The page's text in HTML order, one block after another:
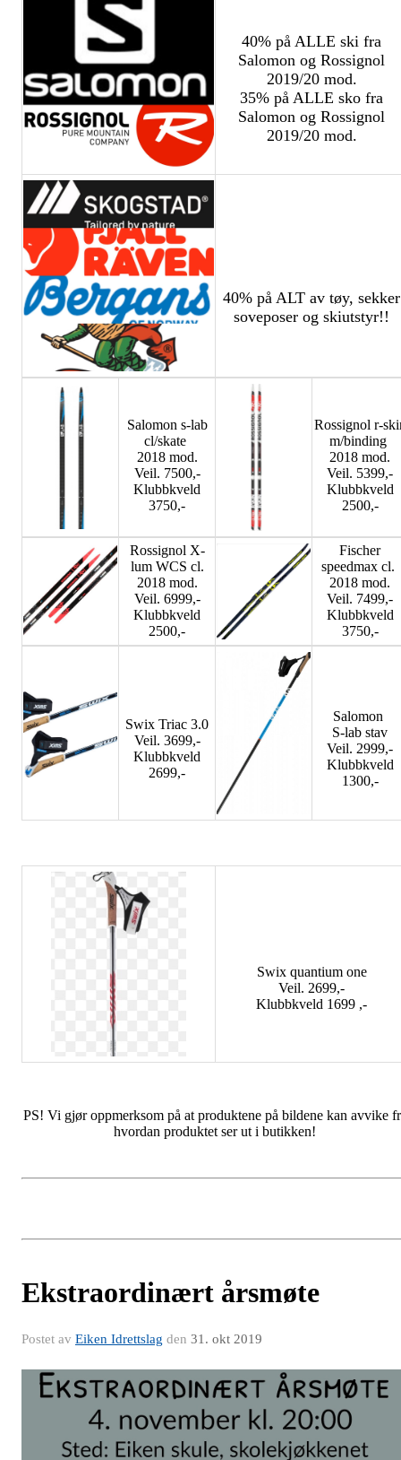
40% på ALLE ski fra
Salomon og Rossignol
2019/20 mod.
35% på ALLE sko fra
Salomon og Rossignol
2019/20 mod.
40% på ALT av tøy, sekker
soveposer og skiutstyr!!
Salomon s-lab
cl/skate
2018 mod.
Veil. 7500,-
Klubbkveld
3750,-
Rossignol r-
m/binding
2018 mod.
Veil. 5399,-
Klubbkveld
2500,-
Rossignol X-
lum WCS cl.
2018 mod.
Veil. 6999,-
Klubbkveld
2500,-
Fischer
speedmax cl.
2018 mod.
Veil. 7499,-
Klubbkveld
3750,-
Swix Triac 3.0
Veil. 3699,-
Klubbkveld
2699,-
Salomon
S-lab stav
Veil. 2999,-
Klubbkveld
1300,-
Swix quantium one
Veil. 2699,-
Klubbkveld 1699 ,-
PS! Vi gjør oppmerksom på at produktene på bildene kan avvike
hvordan produktet ser ut i butikken!
Ekstraordinært årsmøte
Postet av Eiken Idrettslag den 31. okt 2019